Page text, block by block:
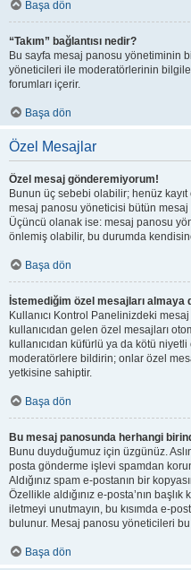
Başa dön
“Takım” bağlantısı nedir?
Bu sayfa mesaj panosu yönetiminin
yöneticileri ile moderatörlerinin
forumları içerir.
Başa dön
Özel Mesajlar
Özel mesaj gönderemiyorum!
Bunun üç sebebi olabilir; henüz kayıt
mesaj panosu yöneticisi bütün
Üçüncü olanak ise: mesaj panosu
önlemiş olabilir, bu durumda
Başa dön
İstemediğim özel mesajları almaya
Kullanıcı Kontrol Panelinizdeki
kullanıcıdan gelen özel mesajları
kullanıcıdan küfürlü ya da kötü
moderatörlere bildirin; onlar özel
yetkisine sahiptir.
Başa dön
Bu mesaj panosunda herhangi
Bunu duyduğumuz için üzgünüz.
posta gönderme işlevi spamdan
Aldığınız spam e-postanın bir
Özellikle aldığınız e-posta’nın
iletmeyi unutmayın, bu kısımda e-
bulunur. Mesaj panosu yöneticileri
Başa dön